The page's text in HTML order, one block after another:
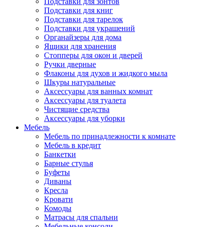
Подставки для книг
Подставки для тарелок
Подставки для украшений
Органайзеры для дома
Ящики для хранения
Стопперы для окон и дверей
Ручки дверные
Флаконы для духов и жидкого мыла
Шкуры натуральные
Аксессуары для ванных комнат
Аксессуары для туалета
Чистящие средства
Аксессуары для уборки
Мебель
Мебель по принадлежности к комнате
Мебель в кредит
Банкетки
Барные стулья
Буфеты
Диваны
Кресла
Кровати
Комоды
Матрасы для спальни